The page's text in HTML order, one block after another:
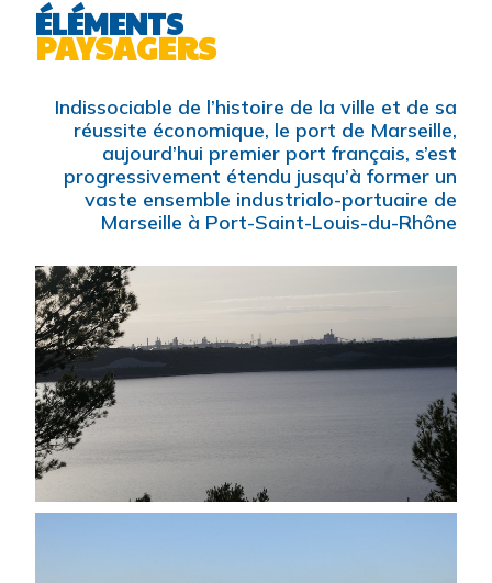
ÉLÉMENTS
PAYSAGERS
Indissociable de l’histoire de la ville et de sa
réussite économique, le port de Marseille,
aujourd’hui premier port français, s’est
progressivement étendu jusqu’à former un
vaste ensemble industrialo-portuaire de
Marseille à Port-Saint-Louis-du-Rhône